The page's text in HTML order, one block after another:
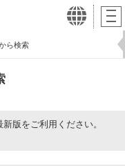
ら検索
版をご利用ください。